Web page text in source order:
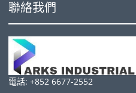
聯絡我們
電話: +852 6677-2552